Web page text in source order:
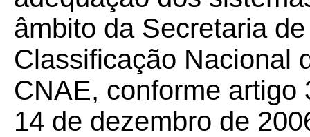
âmbito da Secretaria
Classificação Nacional
CNAE, conforme artigo
14 de dezembro de